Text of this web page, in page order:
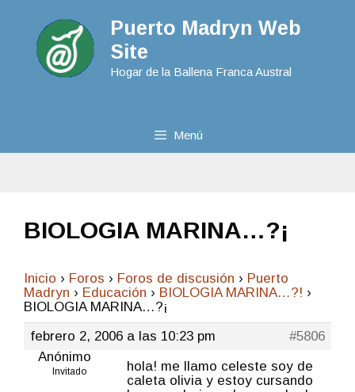
Puerto Madryn Web
Site
Hogar de la Ballena Franca Austral
Menú
BIOLOGIA MARINA…?¡
Inicio › Foros › Foros de discusión › Puerto
Madryn › Educación › BIOLOGIA MARINA…?! ›
BIOLOGIA MARINA…?¡
febrero 2, 2006 a las 10:23 pm
#5806
Anónimo
Invitado
hola! me llamo celeste soy de
caleta olivia y estoy cursando